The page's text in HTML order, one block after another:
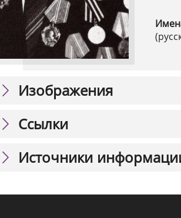
Изображения
Ссылки
Источники